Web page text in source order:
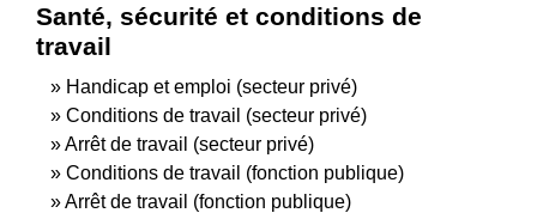
Santé, sécurité et conditions de
travail
Handicap et emploi (secteur privé)
Conditions de travail (secteur privé)
Arrêt de travail (secteur privé)
Conditions de travail (fonction publique)
Arrêt de travail (fonction publique)